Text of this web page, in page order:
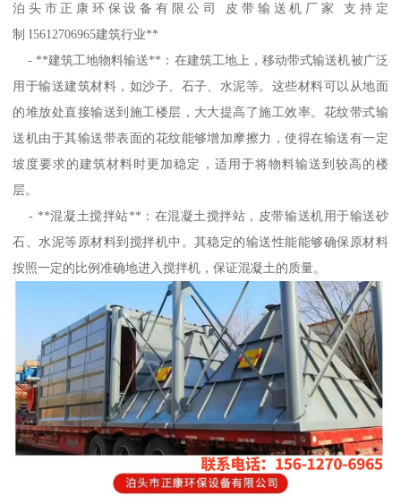
泊头市正康环保设备有限公司 皮带输送机厂家 支持定
制 I5612706965建筑行业**
- **建筑工地物料输送**：在建筑工地上，移动带式输送机被广泛
用于输送建筑材料，如沙子、石子、水泥等。这些材料可以从地面
的堆放处直接输送到施工楼层，大大提高了施工效率。花纹带式输
送机由于其输送带表面的花纹能够增加摩擦力，使得在输送有一定
坡度要求的建筑材料时更加稳定，适用于将物料输送到较高的楼
层。
- **混凝土搅拌站**：在混凝土搅拌站，皮带输送机用于输送砂
石、水泥等原材料到搅拌机中。其稳定的输送性能能够确保原材料
按照一定的比例准确地进入搅拌机，保证混凝土的质量。